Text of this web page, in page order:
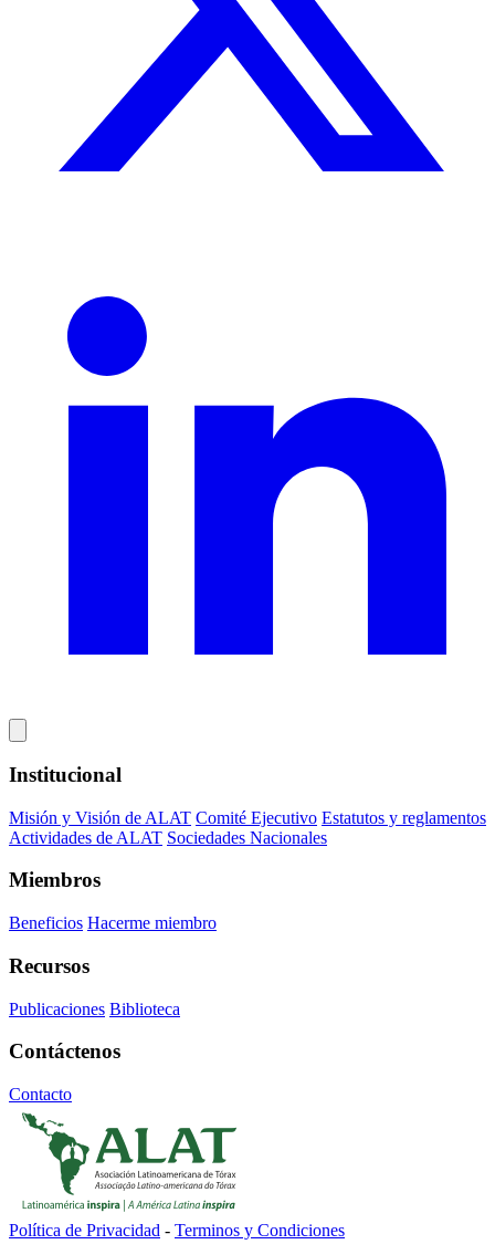
Institucional
Misión y Visión de ALAT Comité Ejecutivo Estatutos y reglamentos
Actividades de ALAT Sociedades Nacionales
Miembros
Beneficios Hacerme miembro
Recursos
Publicaciones Biblioteca
Contáctenos
Contacto
Política de Privacidad - Terminos y Condiciones